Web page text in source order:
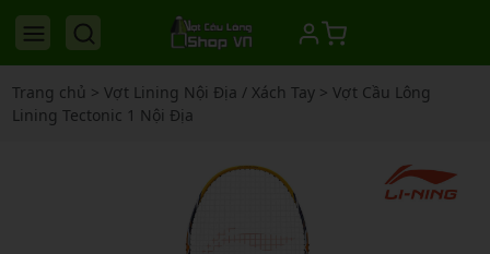
Trang chủ > Vợt Lining Nội Địa / Xách Tay> Vợt Cầu Lông
Lining Tectonic 1 Nội Địa